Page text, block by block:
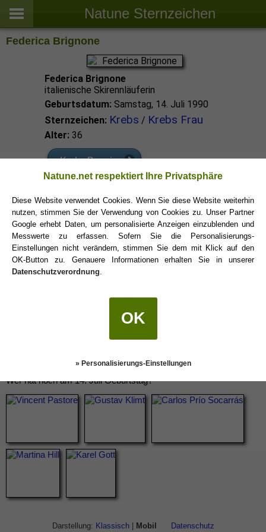
Natune Sternzeichen
Federica Brignone
Federica Brignone
italienische Skirennläuferin
Geburtsdatum: Samstag, 14. Juli 1990
Sternzeichen: Krebs / Krebs Frau
Alter: 36
Krebs Promis
Krebs Sternzeichen
Wer hat noch am 14. Juli Geburtstag?
Darstellung: Klassisch| Mobil Datenschutz
Natune.net respektiert Ihre Privatsphäre
Diese Website verwendet Cookies. Wenn Sie diese Website weiterhin
nutzen, stimmen Sie der Verwendung von Cookies zu. Unser Partner
Google erhebt Daten, um personalisierte Anzeigen einzublenden und
Messwerte zu erfassen. Sofern Sie die Personalisierungs-
Einstellungen nicht verändern, stimmen Sie dem mit Klick auf den
OK-Button zu. Genauere Informationen erhalten Sie in unserer
Datenschutzverordnung
OK
» Personalisierungs-Einstellungen